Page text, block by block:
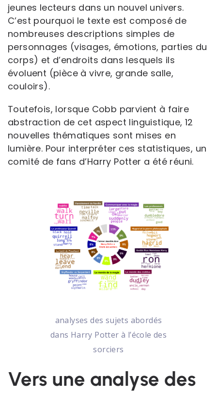
jeunes lecteurs dans un nouvel univers.
C’est pourquoi le texte est composé de
nombreuses descriptions simples de
personnages (visages, émotions, parties du
corps) et d’endroits dans lesquels ils
évoluent (pièce à vivre, grande salle,
couloirs).
Toutefois, lorsque Cobb parvient à faire
abstraction de cet aspect linguistique, 12
nouvelles thématiques sont mises en
lumière. Pour interpréter ces statistiques, un
comité de fans d’Harry Potter a été réuni.
analyses des sujets abordés
dans Harry Potter à l’école des
sorciers
Vers une analyse des